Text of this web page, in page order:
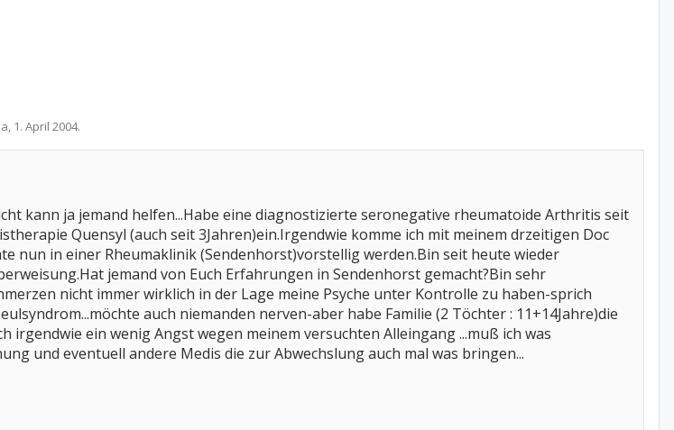
, 1. April 2004.
kann ja jemand helfen...Habe eine diagnostizierte seronegative rheumatoide Arthritis seit
Quensyl (auch seit 3Jahren)ein.Irgendwie komme ich mit meinem drzeitigen Doc
nun in einer Rheumaklinik (Sendenhorst)vorstellig werden.Bin seit heute wieder
jemand von Euch Erfahrungen in Sendenhorst gemacht?Bin sehr
nicht immer wirklich in der Lage meine Psyche unter Kontrolle zu haben-sprich
auch niemanden nerven-aber habe Familie (2 Töchter : 11+14Jahre)die
irgendwie ein wenig Angst wegen meinem versuchten Alleingang ...muß ich was
und eventuell andere Medis die zur Abwechslung auch mal was bringen...